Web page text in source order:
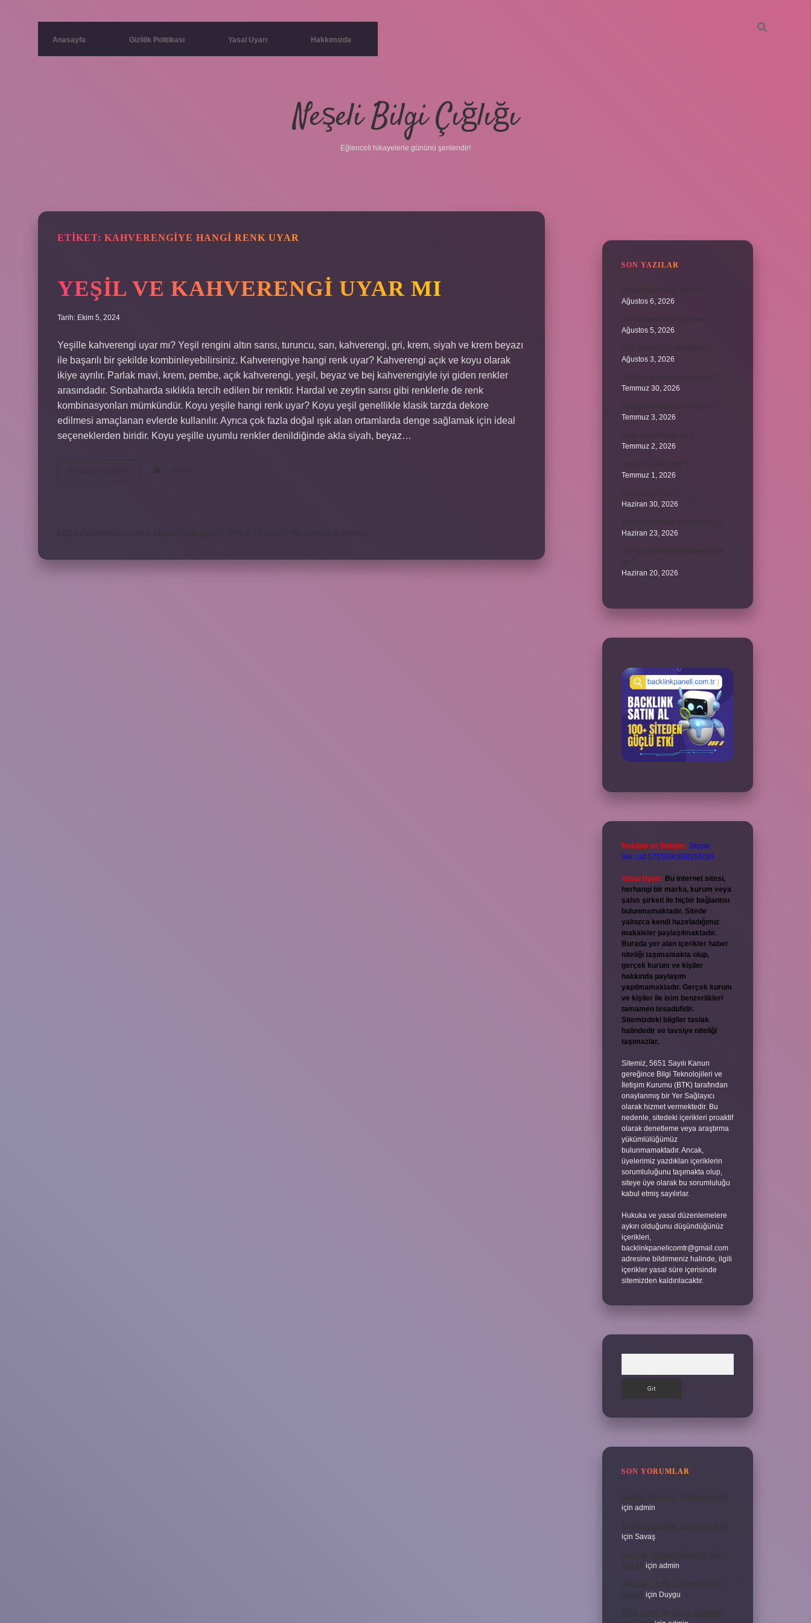
Anasayfa Gizlilik Politikası Yasal Uyarı Hakkımızda
Neşeli Bilgi Çığlığı
Eğlenceli hikayelerle gününü şenlendir!
ETIKET: KAHVERENGIYE HANGI RENK UYAR
YEŞIL VE KAHVERENGI UYAR MI
Tarih: Ekim 5, 2024
Yeşille kahverengi uyar mı? Yeşil rengini altın sarısı, turuncu, sarı, kahverengi, gri, krem, siyah ve krem ​​beyazı
ile başarılı bir şekilde kombinleyebilirsiniz. Kahverengiye hangi renk uyar? Kahverengi açık ve koyu olarak
ikiye ayrılır. Parlak mavi, krem, pembe, açık kahverengi, yeşil, beyaz ve bej kahverengiyle iyi giden renkler
arasındadır. Sonbaharda sıklıkla tercih edilen bir renktir. Hardal ve zeytin sarısı gibi renklerle de renk
kombinasyonları mümkündür. Koyu yeşile hangi renk uyar? Koyu yeşil genellikle klasik tarzda dekore
edilmesi amaçlanan evlerde kullanılır. Ayrıca çok fazla doğal ışık alan ortamlarda denge sağlamak için ideal
seçeneklerden biridir. Koyu yeşille uyumlu renkler denildiğinde akla siyah, beyaz…
SON YAZILAR
Ağustos 6, 2026
Ağustos 5, 2026
Ağustos 3, 2026
Temmuz 30, 2026
Temmuz 3, 2026
Temmuz 2, 2026
Temmuz 1, 2026
Haziran 30, 2026
Haziran 23, 2026
Haziran 20, 2026
Reklam ve İletişim: Skype:
live:.cid.575569c608265c69
Yasal Uyarı: Bu internet sitesi,
herhangi bir marka, kurum veya
şahıs şirketi ile hiçbir bağlantısı
bulunmamaktadır. Sitede
yalnızca kendi hazırladığımız
makaleler paylaşılmaktadır.
Burada yer alan içerikler haber
niteliği taşımamakta olup,
gerçek kurum ve kişiler
hakkında paylaşım
yapılmamaktadır. Gerçek kurum
ve kişiler ile isim benzerlikleri
tamamen tesadüfidir.
Sitemizdeki bilgiler taslak
halindedir ve tavsiye niteliği
taşımazlar.
Sitemiz, 5651 Sayılı Kanun
gereğince Bilgi Teknolojileri ve
İletişim Kurumu (BTK) tarafından
onaylanmış bir Yer Sağlayıcı
olarak hizmet vermektedir. Bu
nedenle, sitedeki içerikleri proaktif
olarak denetleme veya araştırma
yükümlülüğümüz
bulunmamaktadır. Ancak,
üyelerimiz yazdıkları içeriklerin
sorumluluğunu taşımakta olup,
siteye üye olarak bu sorumluluğu
kabul etmiş sayılırlar.
Hukuka ve yasal düzenlemelere
aykırı olduğunu düşündüğünüz
içerikleri,
backlinkpanelicomtr@gmail.com
adresine bildirmeniz halinde, ilgili
içerikler yasal süre içerisinde
sitemizden kaldırılacaktır.
SON YORUMLAR
Kumun Ve Zuhûr Teorisi Kime Ait
için admin
Kumun Ve Zuhûr Teorisi Kime Ait
için Savaş
Ana Fikir Ve Ana Düşünce Aynı
Şey Mi için admin
Ana Fikir Ve Ana Düşünce Aynı
Şey Mi için Duygu
1513 Tarihli Ilk Dünya Haritasını